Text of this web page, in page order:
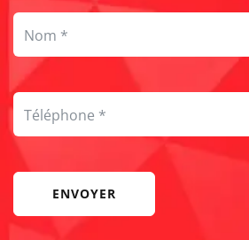
ENVOYER